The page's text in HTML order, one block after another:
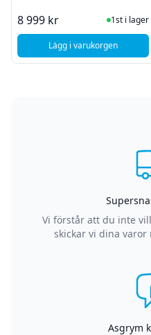
8 999 kr I Lager
1st i lager
Lägg i varukorgen
, Apple Macbook
Vi förstår att du inte
skickar vi dina
Asgrym